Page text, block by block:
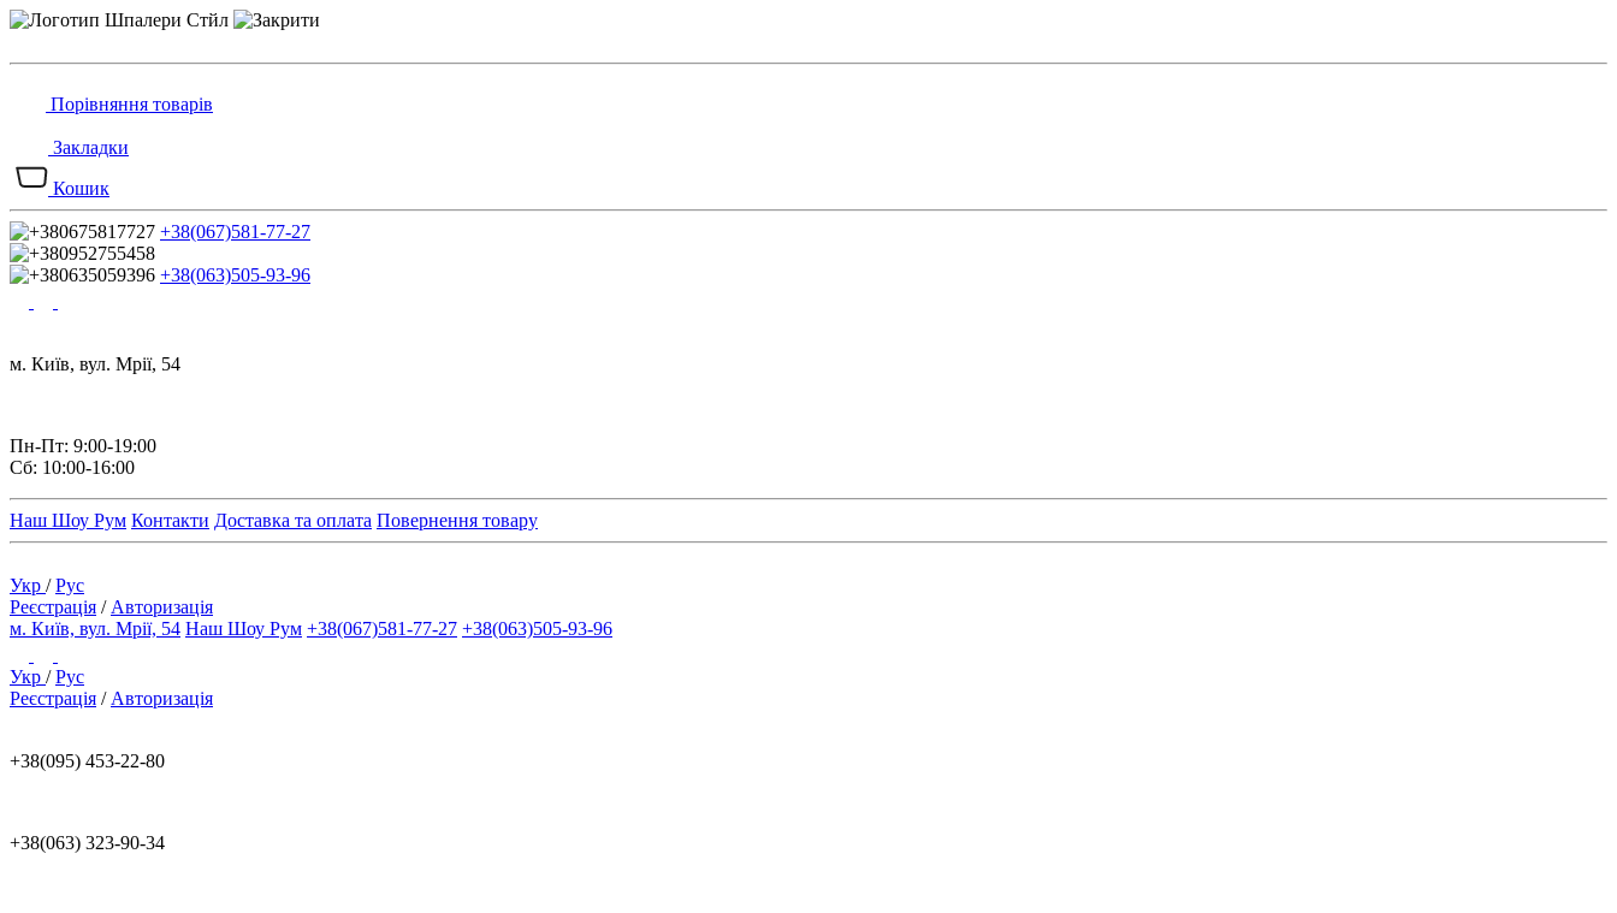
Порівняння товарів
Закладки
Кошик
+38(067)581-77-27
+38(063)505-93-96
м. Київ, вул. Мрії, 54
Пн-Пт: 9:00-19:00
Сб: 10:00-16:00
Наш Шоу Рум Контакти Доставка та оплата Повернення товару
Укр /Рус
Реєстрація / Авторизація
м. Київ, вул. Мрії, 54 Наш Шоу Рум +38(067)581-77-27 +38(063)505-93-96
Укр /Рус
Реєстрація / Авторизація
+38(095) 453-22-80
+38(063) 323-90-34